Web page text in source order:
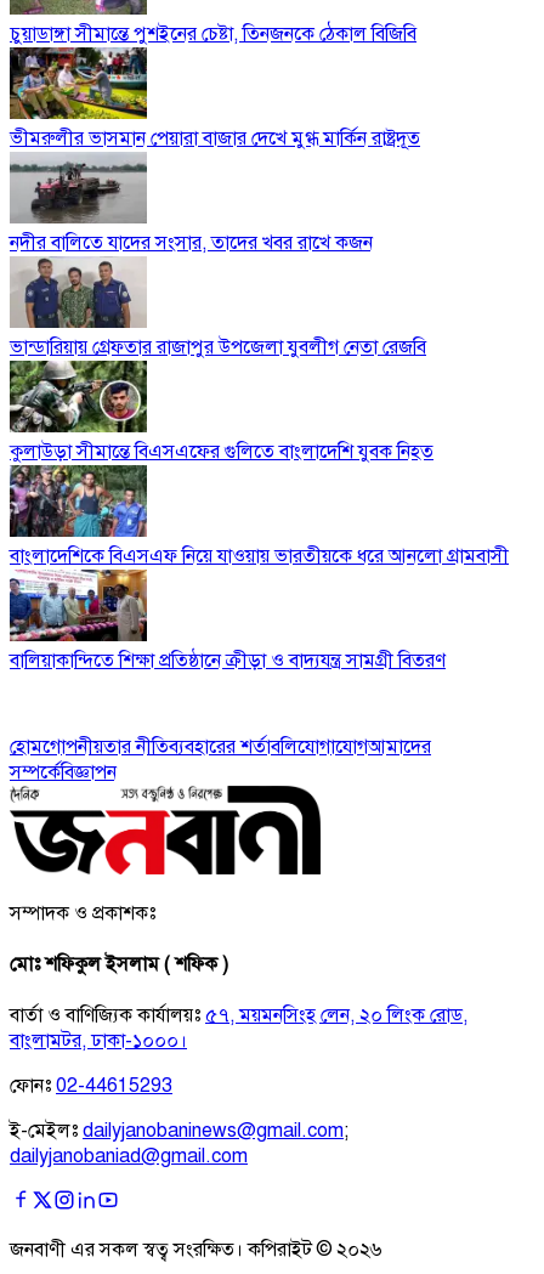
চুয়াডাঙ্গা সীমান্তে পুশইনের চেষ্টা, তিনজনকে ঠেকাল বিজিবি
ভীমরুলীর ভাসমান পেয়ারা বাজার দেখে মুগ্ধ মার্কিন রাষ্ট্রদূত
নদীর বালিতে যাদের সংসার, তাদের খবর রাখে কজন
ভান্ডারিয়ায় গ্রেফতার রাজাপুর উপজেলা যুবলীগ নেতা রেজবি
কুলাউড়া সীমান্তে বিএসএফের গুলিতে বাংলাদেশি যুবক নিহত
বাংলাদেশিকে বিএসএফ নিয়ে যাওয়ায় ভারতীয়কে ধরে আনলো গ্রামবাসী
বালিয়াকান্দিতে শিক্ষা প্রতিষ্ঠানে ক্রীড়া ও বাদ্যযন্ত্র সামগ্রী বিতরণ
হোমগোপনীয়তার নীতিব্যবহারের শর্তাবলিযোগাযোগআমাদের
সম্পর্কেবিজ্ঞাপন
সম্পাদক ও প্রকাশকঃ
মোঃ শফিকুল ইসলাম ( শফিক )
বার্তা ও বাণিজ্যিক কার্যালয়ঃ ৫৭, ময়মনসিংহ লেন, ২০ লিংক রোড,
বাংলামটর, ঢাকা-১০০০।
ফোনঃ 02-44615293
ই-মেইলঃ dailyjanobaninews@gmail.com;
dailyjanobaniad@gmail.com
জনবাণী এর সকল স্বত্ব সংরক্ষিত। কপিরাইট © ২০২৬